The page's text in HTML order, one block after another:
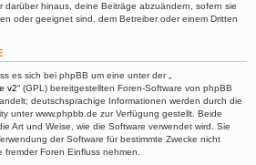
darüber hinaus, deine Beiträge abzuändern, sofern sie
oder geeignet sind, dem Betreiber oder einem Dritten
es sich bei phpBB um eine unter der „
v2“ (GPL) bereitgestellten Foren-Software von phpBB
deutschsprachige Informationen werden durch die
unter www.phpbb.de zur Verfügung gestellt. Beide
Art und Weise, wie die Software verwendet wird. Sie
der Software für bestimmte Zwecke nicht
Foren Einfluss nehmen.